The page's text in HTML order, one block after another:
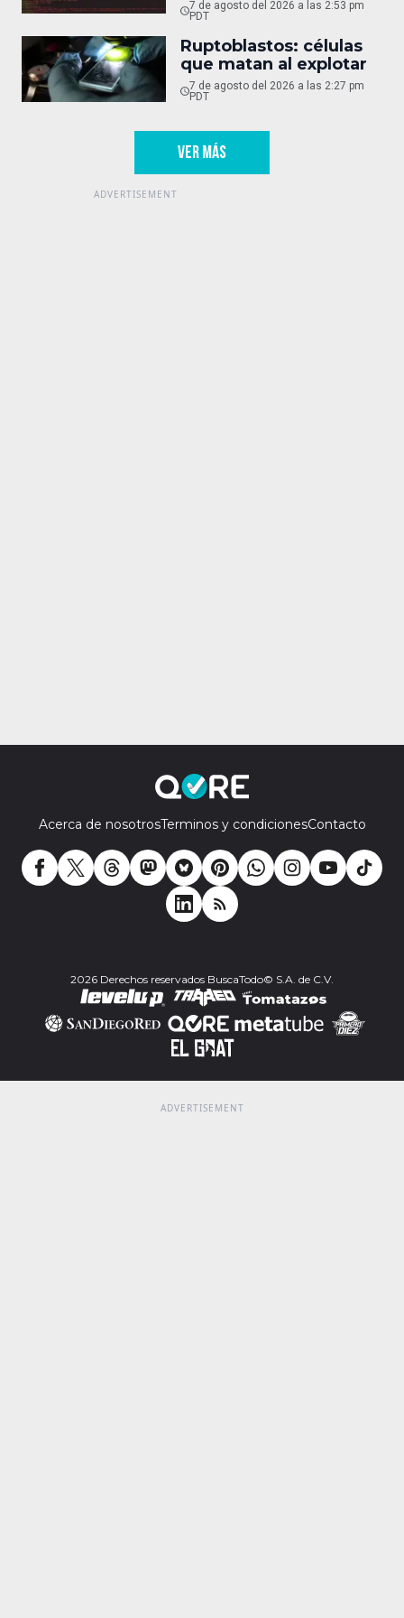
7 de agosto del 2026 a las 2:53 pm
PDT
Ruptoblastos: células
que matan al explotar
7 de agosto del 2026 a las 2:27 pm
PDT
VER MÁS
Acerca de nosotrosTerminos y condicionesContacto
2026 Derechos reservados BuscaTodo© S.A. de C.V.